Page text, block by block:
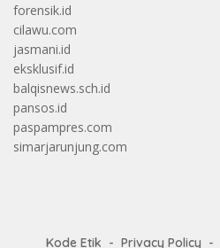
forensik.id
cilawu.com
jasmani.id
eksklusif.id
balqisnews.sch.id
pansos.id
paspampres.com
simarjarunjung.com
Kode Etik Privacy Policy